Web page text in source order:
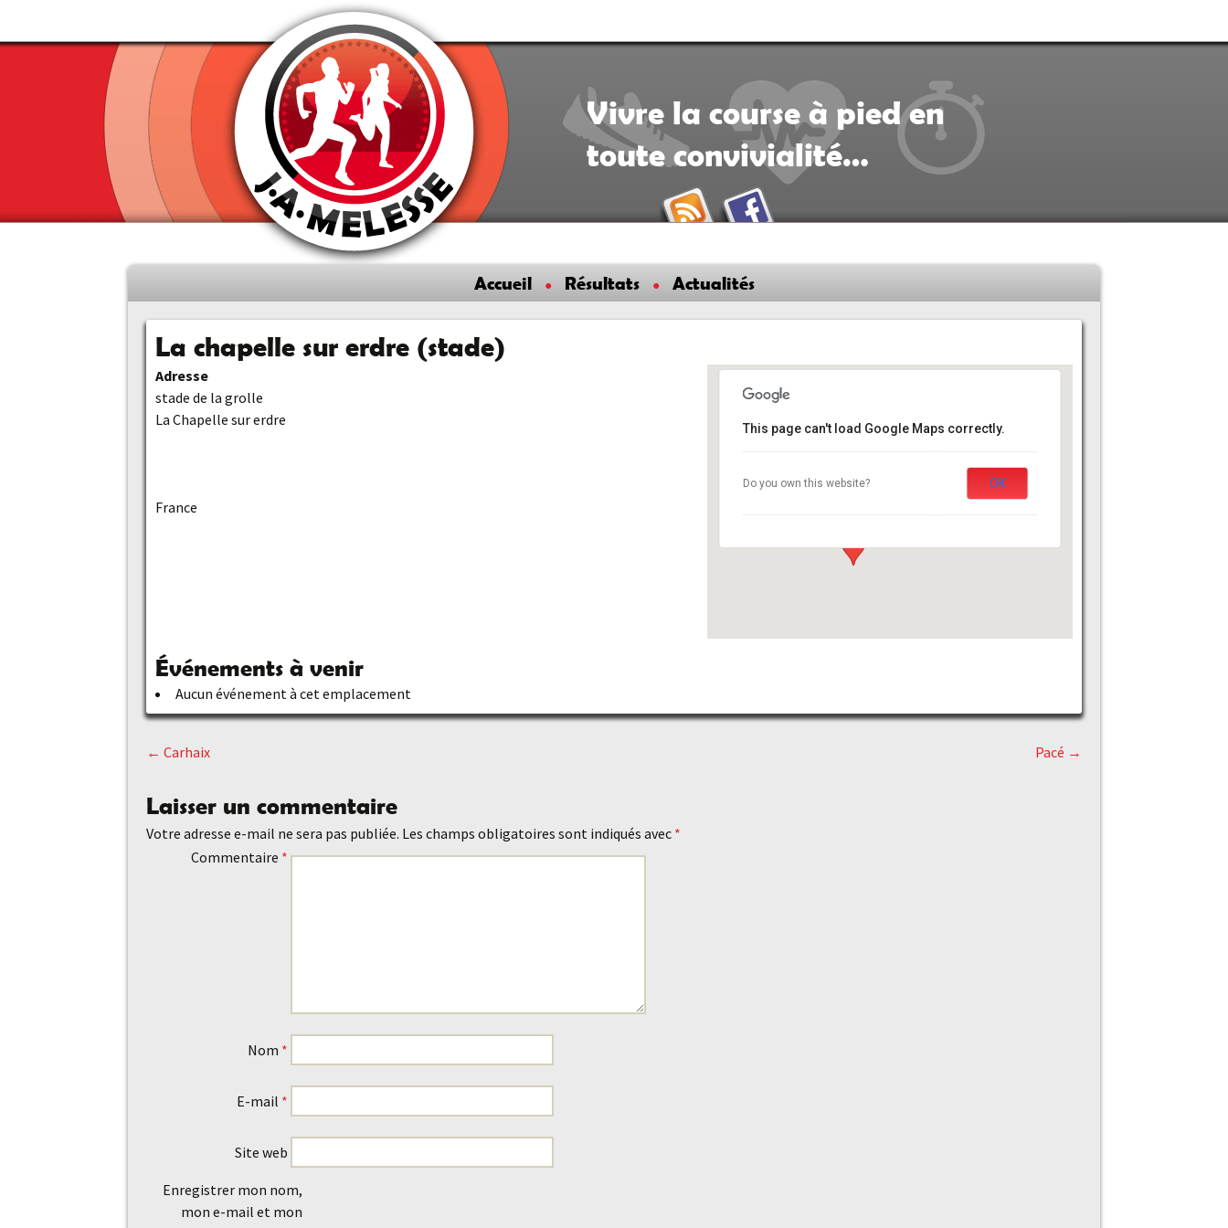
Vivre la course à pied en
toute convivialité…
au
contenu
principal
Accueil Résultats Actualités
La chapelle sur erdre (stade)
stade de la grolle - La Chapelle sur erdre
This page can't load Google Maps correctly.
Do you own this website? OK
Adresse
stade de la grolle
La Chapelle sur erdre
France
Événements à venir
Aucun événement à cet emplacement
Navigation
des
← Carhaix Pacé →
Laisser un commentaire
Votre adresse e-mail ne sera pas publiée. Les champs obligatoires sont indiqués avec *
Commentaire *
Nom *
E-mail *
Site web
Enregistrer mon nom,
mon e-mail et mon